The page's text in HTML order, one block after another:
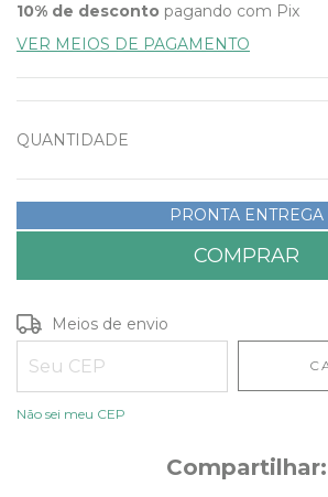
10% de desconto pagando com Pix
VER MEIOS DE PAGAMENTO
QUANTIDADE
PRONTA ENTREGA
Entregas para o CEP:
Meios de envio
Não sei meu CEP
Compartilhar: